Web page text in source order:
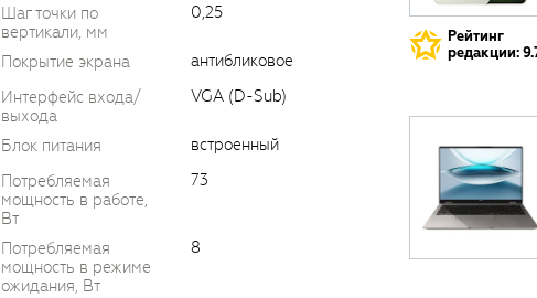
Шаг точки по
вертикали, мм
0,25
Покрытие экрана
антибликовое
Интерфейс входа/
выхода
VGA (D-Sub)
Блок питания
встроенный
Потребляемая
мощность в работе,
Вт
73
Потребляемая
мощность в режиме
ожидания, Вт
8
Рейтинг
редакции: